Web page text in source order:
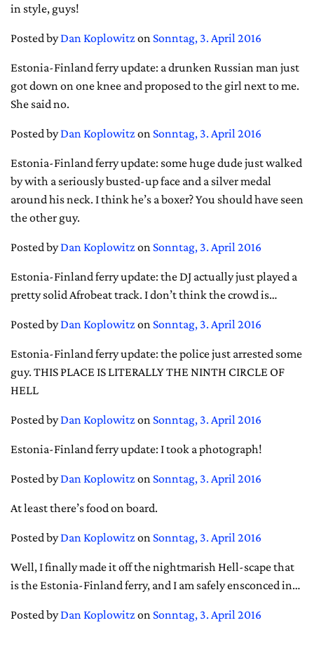
in style, guys!
Posted byDan Koplowitz on Sonntag, 3. April 2016
Estonia-Finland ferry update: a drunken Russian man just
got down on one knee and proposed to the girl next to me.
She said no.
Posted byDan Koplowitz on Sonntag, 3. April 2016
Estonia-Finland ferry update: some huge dude just walked
by with a seriously busted-up face and a silver medal
around his neck. I think he’s a boxer? You should have seen
the other guy.
Posted byDan Koplowitz on Sonntag, 3. April 2016
Estonia-Finland ferry update: the DJ actually just played a
pretty solid Afrobeat track. I don’t think the crowd is…
Posted byDan Koplowitz on Sonntag, 3. April 2016
Estonia-Finland ferry update: the police just arrested some
guy. THIS PLACE IS LITERALLY THE NINTH CIRCLE OF
HELL
Posted byDan Koplowitz on Sonntag, 3. April 2016
Estonia-Finland ferry update: I took a photograph!
Posted byDan Koplowitz on Sonntag, 3. April 2016
At least there’s food on board.
Posted byDan Koplowitz on Sonntag, 3. April 2016
Well, I finally made it off the nightmarish Hell-scape that
is the Estonia-Finland ferry, and I am safely ensconced in…
Posted byDan Koplowitz on Sonntag, 3. April 2016